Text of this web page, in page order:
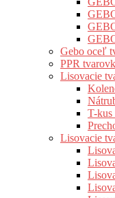
Gebo oceľ
PPR
Lisovacie
T-
Lisovacie